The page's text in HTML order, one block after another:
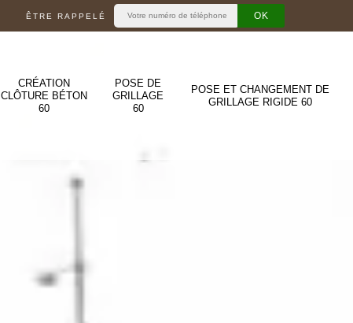
ÊTRE RAPPELÉ
CRÉATION
CLÔTURE BÉTON
60
POSE DE
GRILLAGE
60
POSE ET CHANGEMENT DE
GRILLAGE RIGIDE 60